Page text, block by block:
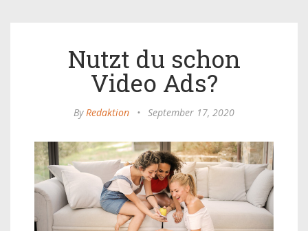
Nutzt du schon
Video Ads?
ByRedaktion • September 17, 2020